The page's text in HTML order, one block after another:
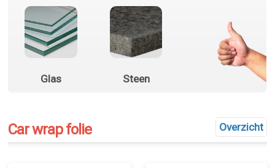
Glas Steen
Overzicht
Car wrap folie